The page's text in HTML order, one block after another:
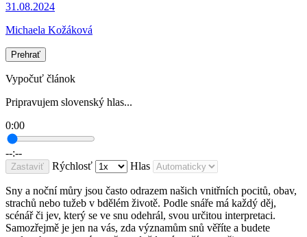
31.08.2024
Michaela Kožáková
Prehrať
Vypočuť článok
Pripravujem slovenský hlas...
0:00
--:--
Zastaviť Rýchlosť Hlas
Sny a noční můry jsou často odrazem našich vnitřních pocitů, obav,
strachů nebo tužeb v bdělém životě. Podle snáře má každý děj,
scénář či jev, který se ve snu odehrál, svou určitou interpretaci.
Samozřejmě je jen na vás, zda významům snů věříte a budete